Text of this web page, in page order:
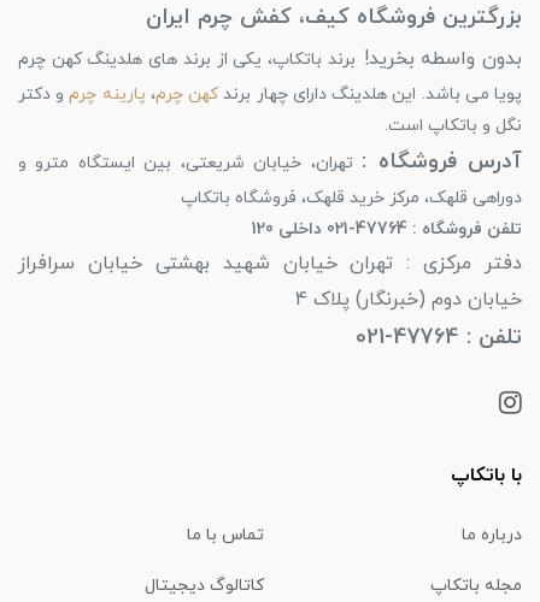
بزرگترین فروشگاه کیف، کفش چرم ایران
بدون واسطه بخرید! برند باتکاپ، یکی از برند های هلدینگ کهن چرم
پویا می باشد. این هلدینگ دارای چهار برندکهن چرم، پارینه چرمو دکتر
نگل و باتکاپ است.
آدرس فروشگاه : تهران، خیابان شریعتی، بین ایستگاه مترو و
دوراهی قلهک، مرکز خرید قلهک، فروشگاه باتکاپ
تلفن فروشگاه : 47764-021 داخلی 120
دفتر مرکزی : تهران خیابان شهید بهشتی خیابان سرافراز
خیابان دوم (خبرنگار) پلاک 4
تلفن : 47764-021
با باتکاپ
درباره ما تماس با ما
مجله باتکاپ کاتالوگ دیجیتال